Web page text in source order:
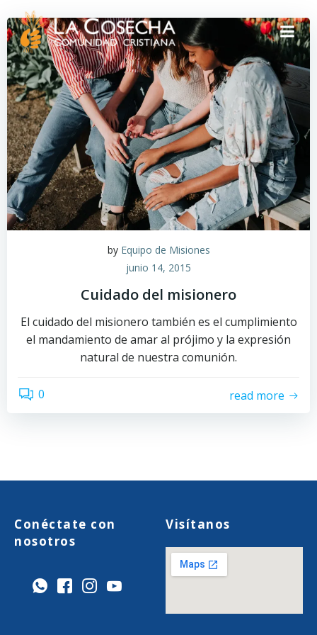
by Equipo de Misiones
junio 14, 2015
Cuidado del misionero
El cuidado del misionero también es el cumplimiento
el mandamiento de amar al prójimo y la expresión
natural de nuestra comunión.
0 read more
Conéctate con
nosotros
Visítanos